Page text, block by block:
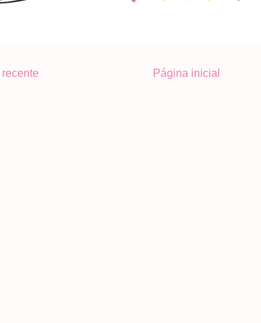
Página inicial